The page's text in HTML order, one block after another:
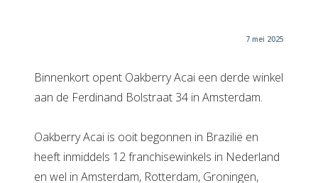
7 mei 2025
Binnenkort opent Oakberry Acai een derde winkel
aan de Ferdinand Bolstraat 34 in Amsterdam.
Oakberry Acai is ooit begonnen in Brazilië en
heeft inmiddels 12 franchisewinkels in Nederland
en wel in Amsterdam, Rotterdam, Groningen,